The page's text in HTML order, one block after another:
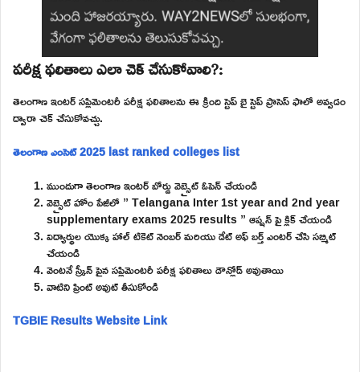
పరీక్ష ఫలితాలు ఎలా చెక్ చేసుకోవాలి?:
తెలంగాణ ఇంటర్ సప్లిమెంటరీ పరీక్ష ఫలితాలను ఈ క్రింది స్టెప్ బై స్టెప్ ప్రాసెస్ ఫాలో అవ్వడం
ద్వారా చెక్ చేసుకోవచ్చు.
తెలంగాణ ఎంసెట్ 2025 last ranked colleges list
ముందుగా తెలంగాణ ఇంటర్ బోర్డు వెబ్సైట్ ఓపెన్ చేయండి
వెబ్సైట్ హోం పేజీలో ” Telangana Inter 1st year and 2nd year
supplementary exams 2025 results ” ఆప్షన్ పై క్లిక్ చేయండి
విద్యార్థుల యొక్క హాల్ టికెట్ నెంబర్ మరియు డేట్ అఫ్ బర్త్ ఎంటర్ చేసి సబ్మిట్
చేయండి
వెంటనే స్క్రీన్ పైన సప్లిమెంటరీ పరీక్ష ఫలితాలు డౌన్లోడ్ అవుతాయి
వాటిని ప్రింట్ అవుట్ తీసుకోండి
TGBIE Results Website Link